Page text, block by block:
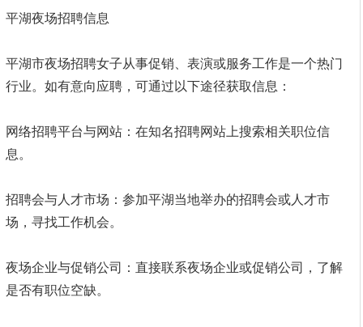
平湖夜场招聘信息
平湖市夜场招聘女子从事促销、表演或服务工作是一个热门
行业。如有意向应聘，可通过以下途径获取信息：
网络招聘平台与网站：在知名招聘网站上搜索相关职位信
息。
招聘会与人才市场：参加平湖当地举办的招聘会或人才市
场，寻找工作机会。
夜场企业与促销公司：直接联系夜场企业或促销公司，了解
是否有职位空缺。